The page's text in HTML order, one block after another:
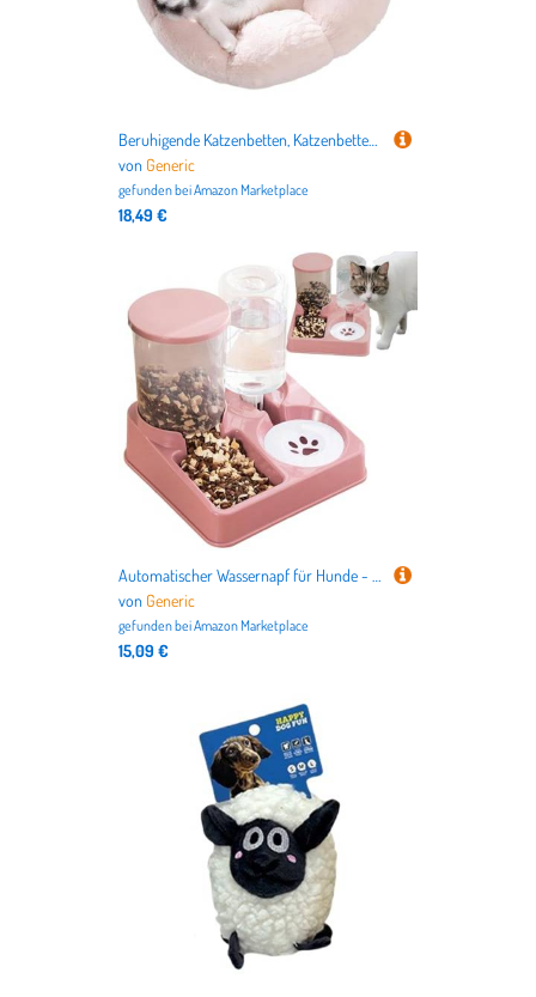
Beruhigende Katzenbetten, Katzenbetten für den Innenbereich - Weiche und warme Katzenbetten mit in der Höhle für Katzen - Beruhigende Haustierbetten für Katzen waschbar aus Plüsch für Katzen
von Generic
gefunden beiAmazon Marketplace
18,49 €
Automatischer Wassernapf für Hunde - Abnehmbarer Futternapf für Hunde, Wasserspender für Haustiere, Katzenfutterspender mit Sprachaufzeichnung | Spender im
von Generic
gefunden beiAmazon Marketplace
15,09 €